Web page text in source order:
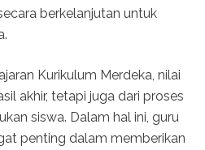
berkelanjutan untuk
Kurikulum Merdeka, nilai
akhir, tetapi juga dari proses
siswa. Dalam hal ini, guru
penting dalam memberikan